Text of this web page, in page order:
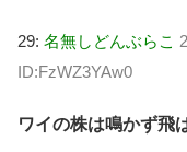
29: 名無しどんぶらこ
ID:FzWZ3YAw0
ワイの株は鳴かず飛